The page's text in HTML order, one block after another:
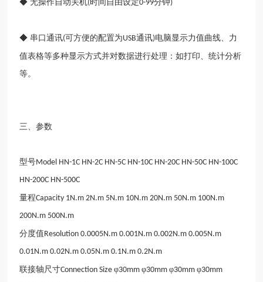
◆ 无操作自动关机( 时间自由设定0-99分钟)
◆ 串口通讯(可方便的配置为USB通讯)电脑显示力值曲线、力
值表格等多种显示方式并对数据进行处理：如打印、统计分析
等。
三、参数
型号Model HN-1C HN-2C HN-5C HN-10C HN-20C HN-50C HN-100C
HN-200C HN-500C
量程Capacity 1N.m 2N.m 5N.m 10N.m 20N.m 50N.m 100N.m
200N.m 500N.m
分度值 Resolution 0.0005N.m 0.001N.m 0.002N.m 0.005N.m
0.01N.m 0.02N.m 0.05N.m 0.1N.m 0.2N.m
联接轴尺寸Connection Sizeφ30mmφ30mmφ30mmφ30mm